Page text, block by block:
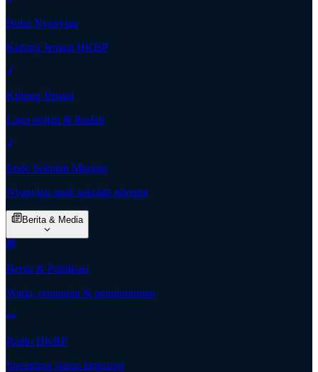
Buku Nyanyian
Kidung Jemaat HKBP
Kidung Jemaat
Lagu pujian & ibadah
Ende Sekolah Minggu
Nyanyian anak sekolah minggu
Berita & Media
Berita & Publikasi
Warta, renungan & pengumuman
Radio HKBP
Streaming siaran langsung